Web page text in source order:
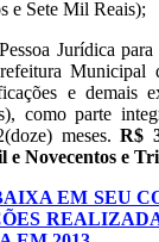
e Sete Mil Reais);
Jurídica
Municipal
e demais
como parte
meses.R$
Novecentos e
EM SEU